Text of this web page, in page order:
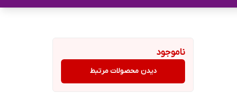
ناموجود
دیدن محصولات مرتبط